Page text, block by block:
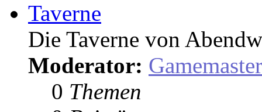
Taverne
Die Taverne von
Moderator: Gamemaster
0 Themen